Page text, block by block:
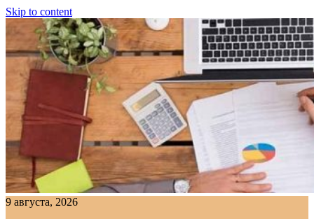
Skip to content
9 августа, 2026